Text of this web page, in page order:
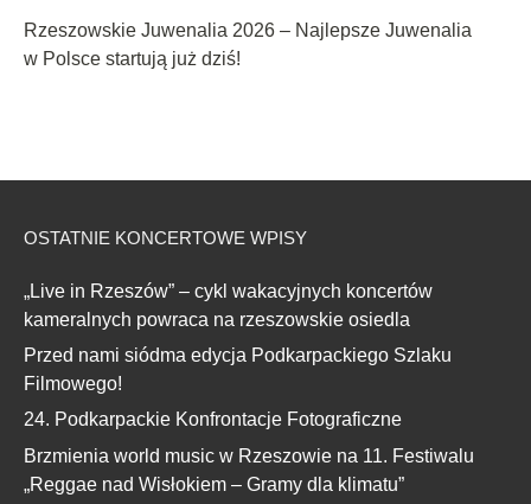
Rzeszowskie Juwenalia 2026 – Najlepsze Juwenalia
w Polsce startują już dziś!
OSTATNIE KONCERTOWE WPISY
„Live in Rzeszów” – cykl wakacyjnych koncertów
kameralnych powraca na rzeszowskie osiedla
Przed nami siódma edycja Podkarpackiego Szlaku
Filmowego!
24. Podkarpackie Konfrontacje Fotograficzne
Brzmienia world music w Rzeszowie na 11. Festiwalu
„Reggae nad Wisłokiem – Gramy dla klimatu”